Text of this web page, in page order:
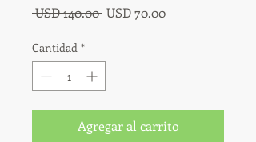
USD 140.00 Precio
USD 70.00Precio
Cantidad *
Agregar al carrito